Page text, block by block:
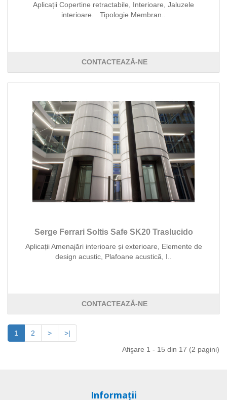
Aplicații Copertine retractabile, Interioare, Jaluzele
interioare. Tipologie Membran..
CONTACTEAZĂ-NE
Serge Ferrari Soltis Safe SK20 Traslucido
Aplicații Amenajări interioare și exterioare, Elemente de
design acustic, Plafoane acustică, I..
CONTACTEAZĂ-NE
1 2 >
>|
Afişare 1 - 15 din 17 (2 pagini)
Informaţii